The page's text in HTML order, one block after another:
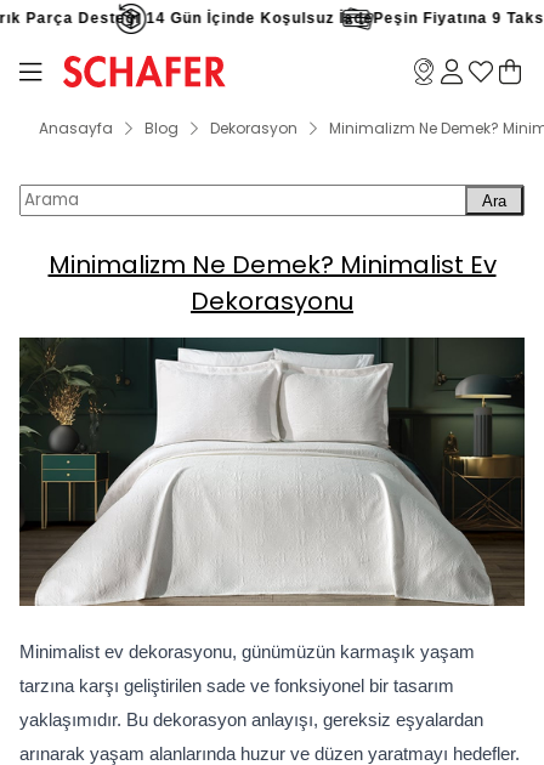
Parça Desteği 14 Gün İçinde Koşulsuz İadePeşin Fiyatına 9 Taksit
Anasayfa Blog Dekorasyon Minimalizm Ne Demek?
Ara
Minimalizm Ne Demek? Minimalist Ev
Dekorasyonu
Minimalist ev dekorasyonu, günümüzün karmaşık yaşam
tarzına karşı geliştirilen sade ve fonksiyonel bir tasarım
yaklaşımıdır. Bu dekorasyon anlayışı, gereksiz eşyalardan
arınarak yaşam alanlarında huzur ve düzen yaratmayı hedefler.